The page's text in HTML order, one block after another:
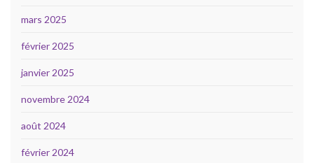
mars 2025
février 2025
janvier 2025
novembre 2024
août 2024
février 2024